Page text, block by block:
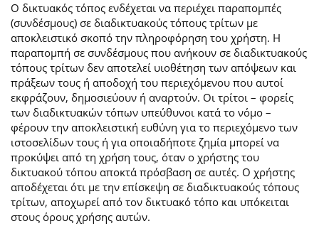
O δικτυακός τόπος ενδέχεται να περιέχει παραπομπές
(συνδέσμους) σε διαδικτυακούς τόπους τρίτων με
αποκλειστικό σκοπό την πληροφόρηση του χρήστη. Η
παραπομπή σε συνδέσμους που ανήκουν σε διαδικτυακούς
τόπους τρίτων δεν αποτελεί υιοθέτηση των απόψεων και
πράξεων τους ή αποδοχή του περιεχόμενου που αυτοί
εκφράζουν, δημοσιεύουν ή αναρτούν. Οι τρίτοι – φορείς
των διαδικτυακών τόπων υπεύθυνοι κατά το νόμο –
φέρουν την αποκλειστική ευθύνη για το περιεχόμενο των
ιστοσελίδων τους ή για οποιαδήποτε ζημία μπορεί να
προκύψει από τη χρήση τους, όταν ο χρήστης του
δικτυακού τόπου αποκτά πρόσβαση σε αυτές. Ο χρήστης
αποδέχεται ότι με την επίσκεψη σε διαδικτυακούς τόπους
τρίτων, αποχωρεί από τον δικτυακό τόπο και υπόκειται
στους όρους χρήσης αυτών.